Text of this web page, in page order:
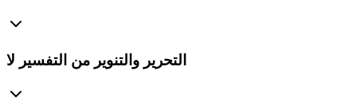
التحرير والتنوير من التفسير لا